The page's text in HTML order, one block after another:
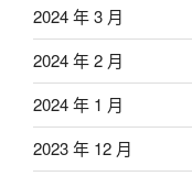
2024 年 3 月
2024 年 2 月
2024 年 1 月
2023 年 12 月